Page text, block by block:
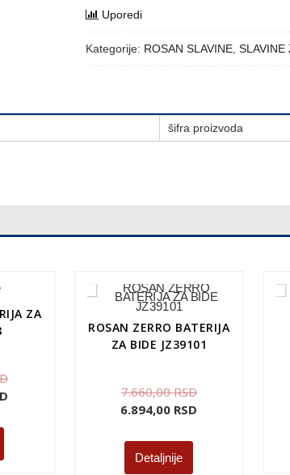
Uporedi
Kategorije: ROSAN SLAVINE, SLAVINE
šifra proizvoda
ZA
ROSAN ZERRO BATERIJA
ZA BIDE JZ39101
7.660,00RSD
6.894,00 RSD
Detaljnije